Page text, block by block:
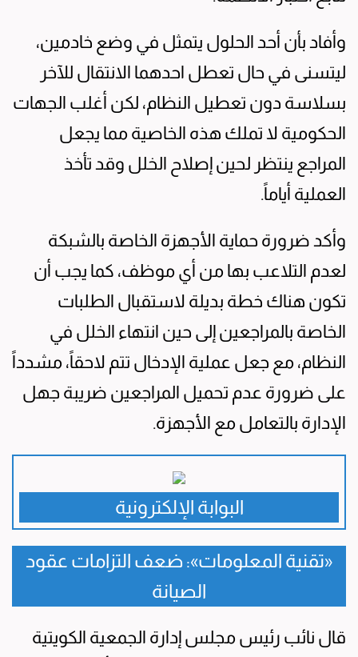
وأفاد بأن أحد الحلول يتمثل في وضع خادمين،
ليتسنى في حال تعطل احدهما الانتقال للآخر
بسلاسة دون تعطيل النظام، لكن أغلب الجهات
الحكومية لا تملك هذه الخاصية مما يجعل
المراجع ينتظر لحين إصلاح الخلل وقد تأخذ
العملية أياماً.
وأكد ضرورة حماية الأجهزة الخاصة بالشبكة
لعدم التلاعب بها من أي موظف، كما يجب أن
تكون هناك خطة بديلة لاستقبال الطلبات
الخاصة بالمراجعين إلى حين انتهاء الخلل في
النظام، مع جعل عملية الإدخال تتم لاحقاً، مشدداً
على ضرورة عدم تحميل المراجعين ضريبة جهل
الإدارة بالتعامل مع الأجهزة.
البوابة الإلكترونية
«تقنية المعلومات»: ضعف التزامات عقود
الصيانة
قال نائب رئيس مجلس إدارة الجمعية الكويتية